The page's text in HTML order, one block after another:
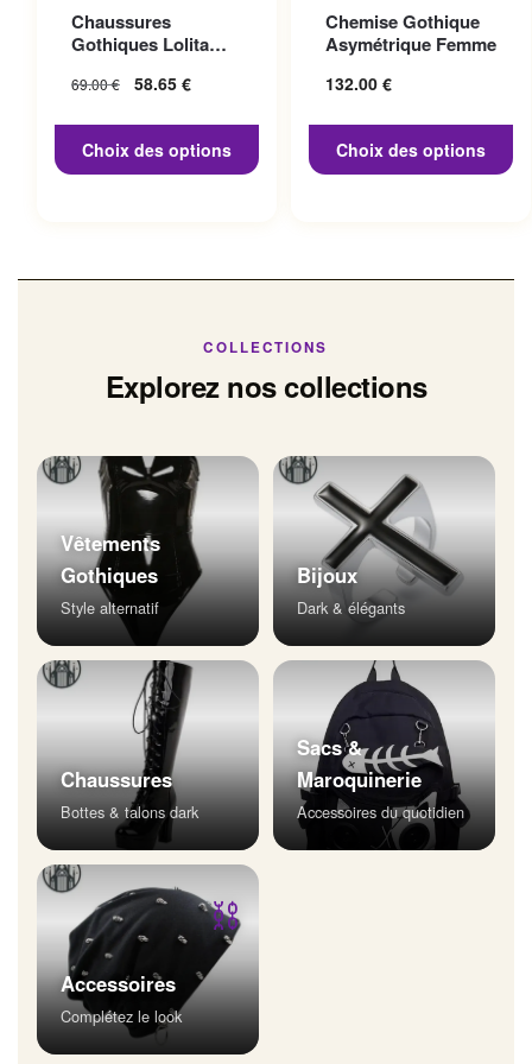
Chaussures
Gothiques Lolita
69.00€
Le prix initial
58.65 €
58.65 €.
Choix des options
variations. Les options
peuvent être choisies sur la
page du produit
Chemise Gothique
Asymétrique Femme
132.00 €
Choix des options
variations. Les options
peuvent être choisies sur la
page du produit
COLLECTIONS
Explorez nos collections
Vêtements
Gothiques
Style alternatif
Bijoux
Dark & élégants
Chaussures
Bottes & talons dark
Sacs &
Maroquinerie
Accessoires du quotidien
⛓
Accessoires
Complétez le look